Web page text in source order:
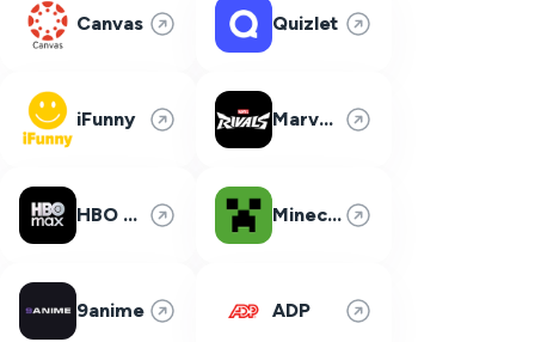
Canvas Quizlet
iFunny Marvel Rivals
HBO Max Minecraft
9anime ADP